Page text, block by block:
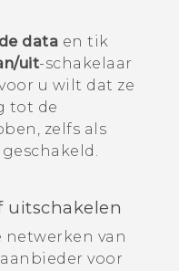
data en tik
uit-schakelaar
u wilt dat ze
tot de
zelfs als
uitschakelen
netwerken van
voor